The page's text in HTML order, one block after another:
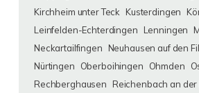
Kirchheim unter Teck
Kusterdingen
Leinfelden-Echterdingen
Lenningen
Neckartailfingen
Neuhausen auf den
Nürtingen
Oberboihingen Ohmden
Rechberghausen
Reichenbach an der